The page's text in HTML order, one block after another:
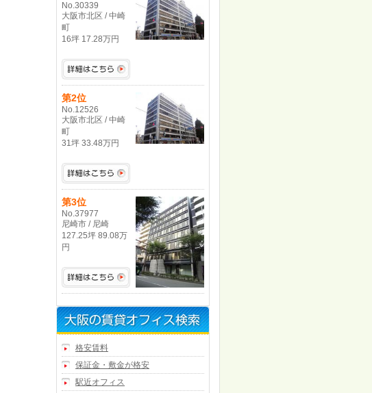
No.30339
大阪市北区 / 中崎
町
16坪 17.28万円
第2位
No.12526
大阪市北区 / 中崎
町
31坪 33.48万円
第3位
No.37977
尼崎市 / 尼崎
127.25坪 89.08万
円
格安賃料
保証金・敷金が格安
駅近オフィス